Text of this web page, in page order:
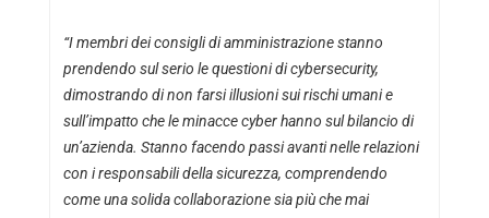
“I membri dei consigli di amministrazione stanno
prendendo sul serio le questioni di cybersecurity,
dimostrando di non farsi illusioni sui rischi umani e
sull’impatto che le minacce cyber hanno sul bilancio di
un’azienda. Stanno facendo passi avanti nelle relazioni
con i responsabili della sicurezza, comprendendo
come una solida collaborazione sia più che mai